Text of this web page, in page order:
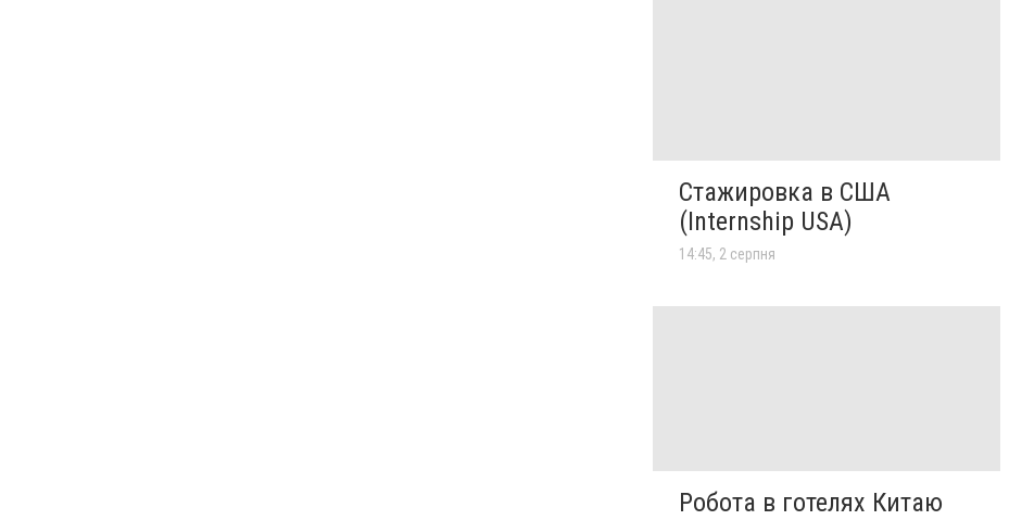
Стажировка в США
(Internship USA)
14:45, 2 серпня
Робота в готелях Китаю